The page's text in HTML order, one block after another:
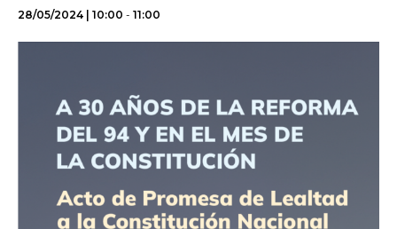
28/05/2024 | 10:00 - 11:00